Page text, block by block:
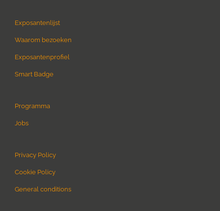
Exposantenlijst
Waarom bezoeken
Exposantenprofiel
Smart Badge
Programma
Jobs
Privacy Policy
Cookie Policy
General conditions